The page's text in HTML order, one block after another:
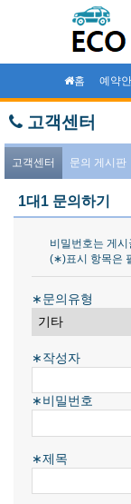
홈 예약
고객센터
고객센터 문의 게시판
1대1 문의하기
비밀번호는 게
(∗)표시 항목은
∗문의유형
∗작성자
∗비밀번호
∗제목